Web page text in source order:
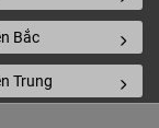
Bắc
Trung